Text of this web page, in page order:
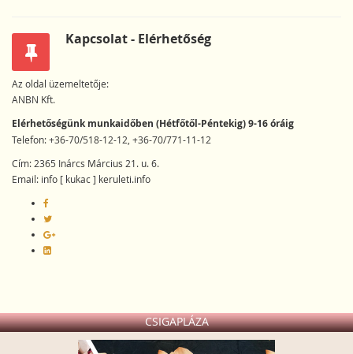
Kapcsolat - Elérhetőség
Az oldal üzemeltetője:
ANBN Kft.
Elérhetőségünk munkaidőben (Hétfőtől-Péntekig) 9-16 óráig
Telefon: +36-70/518-12-12, +36-70/771-11-12
Cím: 2365 Inárcs Március 21. u. 6.
Email: info [ kukac ] keruleti.info
CSIGAPLÁZA